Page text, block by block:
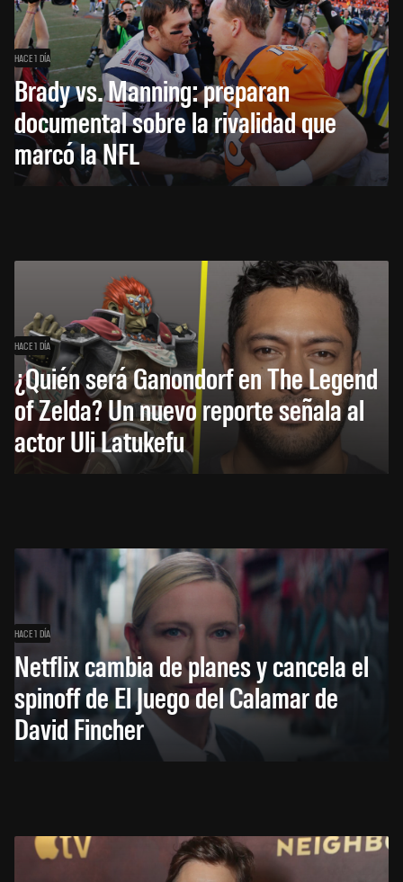
HACE 1 DÍA
Brady vs. Manning: preparan
documental sobre la rivalidad que
marcó la NFL
HACE 1 DÍA
¿Quién será Ganondorf en The Legend
of Zelda? Un nuevo reporte señala al
actor Uli Latukefu
HACE 1 DÍA
Netflix cambia de planes y cancela el
spinoff de El Juego del Calamar de
David Fincher